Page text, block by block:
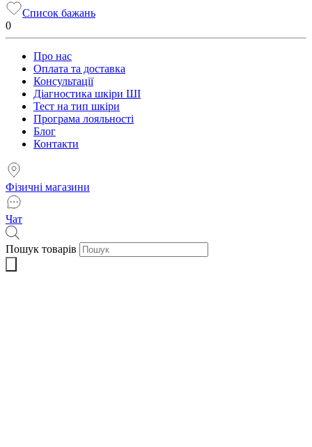
Список бажань
0
Про нас
Оплата та доставка
Консультації
Діагностика шкіри ШІ
Тест на тип шкіри
Програма лояльності
Блог
Контакти
Фізичні магазини
Чат
Пошук товарів